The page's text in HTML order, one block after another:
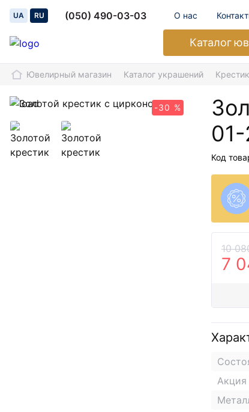
UA RU (050) 490-03-03 О нас
Каталог
Ювелирный магазин Каталог украшений
-30 %
Код
10
7
Акция